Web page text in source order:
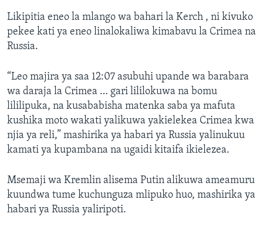
Likipitia eneo la mlango wa bahari la Kerch , ni kivuko
pekee kati ya eneo linalokaliwa kimabavu la Crimea na
Russia.
“Leo majira ya saa 12:07 asubuhi upande wa barabara
wa daraja la Crimea … gari lililokuwa na bomu
lililipuka, na kusababisha matenka saba ya mafuta
kushika moto wakati yalikuwa yakielekea Crimea kwa
njia ya reli,” mashirika ya habari ya Russia yalinukuu
kamati ya kupambana na ugaidi kitaifa ikielezea.
Msemaji wa Kremlin alisema Putin alikuwa ameamuru
kuundwa tume kuchunguza mlipuko huo, mashirika ya
habari ya Russia yaliripoti.